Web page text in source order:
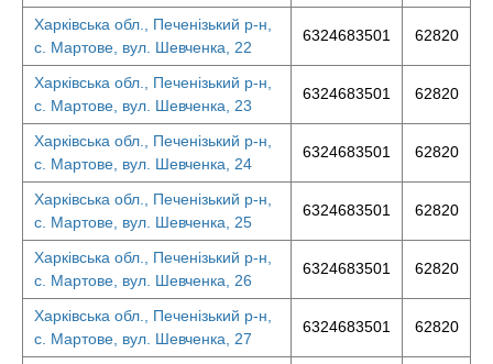
Харківська обл., Печенізький р-н,
с. Мартове, вул. Шевченка, 22
6324683501 62820
Харківська обл., Печенізький р-н,
с. Мартове, вул. Шевченка, 23
6324683501 62820
Харківська обл., Печенізький р-н,
с. Мартове, вул. Шевченка, 24
6324683501 62820
Харківська обл., Печенізький р-н,
с. Мартове, вул. Шевченка, 25
6324683501 62820
Харківська обл., Печенізький р-н,
с. Мартове, вул. Шевченка, 26
6324683501 62820
Харківська обл., Печенізький р-н,
с. Мартове, вул. Шевченка, 27
6324683501 62820